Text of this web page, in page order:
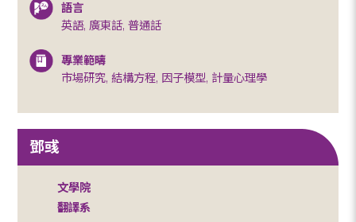
語言
英語, 廣東話, 普通話
專業範疇
市場研究, 結構方程, 因子模型, 計量心理學
鄧彧
文學院
翻譯系